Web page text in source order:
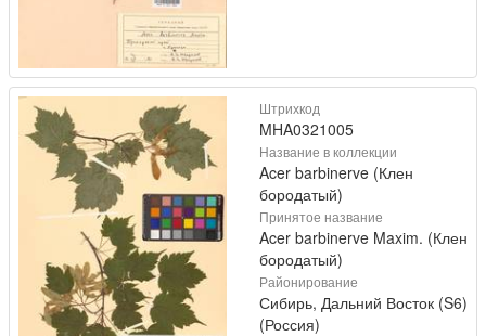
Штрихкод
MHA0321005
Название в коллекции
Acer barbinerve (Клен
бородатый)
Принятое название
Acer barbinerve Maxim. (Клен
бородатый)
Районирование
Сибирь, Дальний Восток (S6)
(Россия)